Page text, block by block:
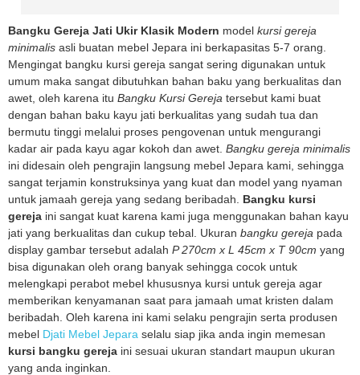
Bangku Gereja Jati Ukir Klasik Modern model kursi gereja
minimalis asli buatan mebel Jepara ini berkapasitas 5-7 orang.
Mengingat bangku kursi gereja sangat sering digunakan untuk
umum maka sangat dibutuhkan bahan baku yang berkualitas dan
awet, oleh karena itu Bangku Kursi Gereja tersebut kami buat
dengan bahan baku kayu jati berkualitas yang sudah tua dan
bermutu tinggi melalui proses pengovenan untuk mengurangi
kadar air pada kayu agar kokoh dan awet. Bangku gereja minimalis
ini didesain oleh pengrajin langsung mebel Jepara kami, sehingga
sangat terjamin konstruksinya yang kuat dan model yang nyaman
untuk jamaah gereja yang sedang beribadah. Bangku kursi
gereja ini sangat kuat karena kami juga menggunakan bahan kayu
jati yang berkualitas dan cukup tebal. Ukuran bangku gereja pada
display gambar tersebut adalah P 270cm x L 45cm x T 90cm yang
bisa digunakan oleh orang banyak sehingga cocok untuk
melengkapi perabot mebel khususnya kursi untuk gereja agar
memberikan kenyamanan saat para jamaah umat kristen dalam
beribadah. Oleh karena ini kami selaku pengrajin serta produsen
mebel Djati Mebel Jepara selalu siap jika anda ingin memesan
kursi bangku gereja ini sesuai ukuran standart maupun ukuran
yang anda inginkan.